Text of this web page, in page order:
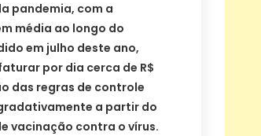
pandemia, com a
média ao longo do
em julho deste ano,
por dia cerca de R$
das regras de controle
a partir do
vacinação contra o vírus.